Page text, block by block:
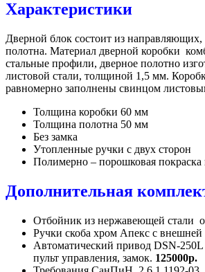
Характеристики
Дверной блок состоит из
полотна. Материал дверной коробки
стальные профили, дверное полотно
листовой стали, толщиной 1,5 мм.
равномерно заполнены свинцом
Толщина коробки 60 мм
Толщина полотна 50 мм
Без замка
Утопленные ручки с двух сторон
Полимерно – порошковая покраска
Дополнительная
Отбойник из нержавеющей стали
Ручки скоба хром Апекс с внешней
Автоматический привод DSN-
пульт управления, замок. 125000р.